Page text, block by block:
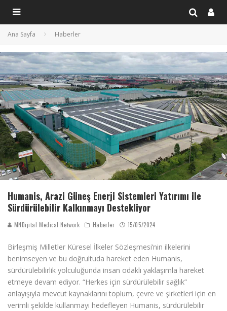
Ana Sayfa Haberler
Humanis, Arazi Güneş Enerji Sistemleri Yatırımı ile
Sürdürülebilir Kalkınmayı Destekliyor
MNDijital Medical Network Haberler 15/05/2024
Birleşmiş Milletler Küresel İlkeler Sözleşmesi’nin ilkelerini
benimseyen ve bu doğrultuda hareket eden Humanis,
sürdürülebilirlik yolculuğunda insan odaklı yaklaşımla hareket
etmeye devam ediyor. “Herkes için sürdürülebilir sağlık”
anlayışıyla mevcut kaynaklarını toplum, çevre ve şirketleri için en
verimli şekilde kullanmayı hedefleyen Humanis, sürdürülebilir